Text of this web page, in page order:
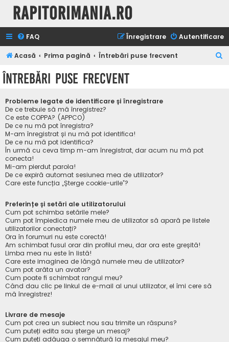
Rapitorimania.ro
FAQ Autentificare
Înregistrare
Acasă Prima pagină Întrebări puse frecvent
Întrebări puse frecvent
Probleme legate de identificare și înregistrare
De ce trebuie să mă înregistrez?
Ce este COPPA? (APPCO)
De ce nu mă pot înregistra?
M-am înregistrat și nu mă pot identifica!
De ce nu mă pot identifica?
În urmă cu ceva timp m-am înregistrat, dar acum nu mă pot
conecta!
Mi-am pierdut parola!
De ce expiră automat sesiunea mea de utilizator?
Care este funcția „Șterge cookie-urile”?
Preferințe și setări ale utilizatorului
Cum pot schimba setările mele?
Cum pot împiedica numele meu de utilizator să apară pe listele
utilizatorilor conectați?
Ora în forumuri nu este corectă!
Am schimbat fusul orar din profilul meu, dar ora este greșită!
Limba mea nu este în listă!
Care este imaginea de lângă numele meu de utilizator?
Cum pot arăta un avatar?
Cum poate fi schimbat rangul meu?
Când dau clic pe linkul de e-mail al unui utilizator, el îmi cere să
mă înregistrez!
Livrare de mesaje
Cum pot crea un subiect nou sau trimite un răspuns?
Cum puteți edita sau șterge un mesaj?
Cum puteți adăuga o semnătură la mesajul meu?